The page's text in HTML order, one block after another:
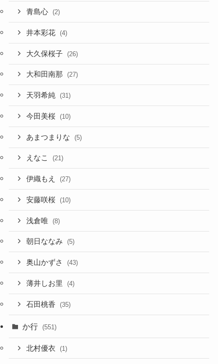
青島心 (2)
井本彩花 (4)
大久保桜子 (26)
大和田南那 (27)
天羽希純 (31)
今田美桜 (10)
あまつまりな (5)
えなこ (21)
伊織もえ (27)
安藤咲桜 (10)
浅倉唯 (8)
朝日ななみ (5)
奥山かずさ (43)
薄井しお里 (4)
石田桃香 (35)
か行 (551)
北村優衣 (1)